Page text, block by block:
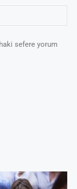
sefere yorum